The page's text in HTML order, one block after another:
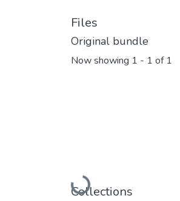
Files
Original bundle
Now showing 1 - 1 of 1
Collections